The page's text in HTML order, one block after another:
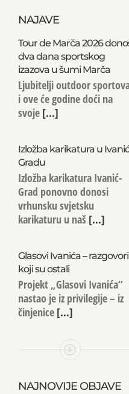
NAJAVE
Tour de Marča 2026
dva dana sportskog
izazova u šumi Marča
Ljubitelji outdoor
i ove će godine doći na
svoje[...]
Izložba karikatura u
Gradu
Izložba karikatura Ivanić-
Grad ponovno donosi
vrhunsku svjetsku
karikaturu u naš[...]
Glasovi Ivanića – razgovori
koji su ostali
Projekt „Glasovi Ivanića“
nastao je iz privilegije – iz
činjenice[...]
NAJNOVIJE OBJAVE